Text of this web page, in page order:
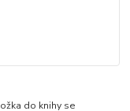
do knihy se